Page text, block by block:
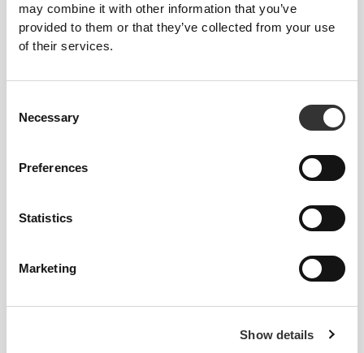
may combine it with other information that you’ve
provided to them or that they’ve collected from your use
of their services.
Selection
Necessary
Preferences
Statistics
Marketing
Show details
Informacje i pielęgnacja